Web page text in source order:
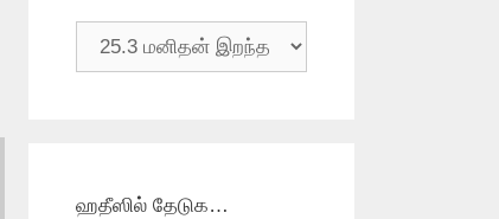
தலைப்புகள்
ஹதீஸில் தேடுக…